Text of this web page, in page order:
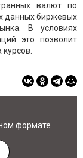
валют по
данных биржевых
В условиях
это позволит
формате